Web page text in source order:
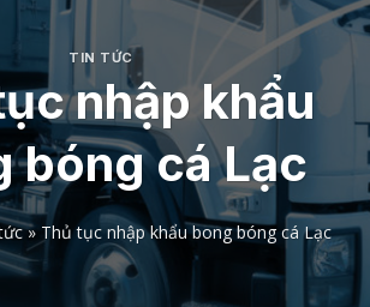
TIN TỨC
nhập khẩu
bóng cá Lạc
» Thủ tục nhập khẩu bong bóng cá Lạc